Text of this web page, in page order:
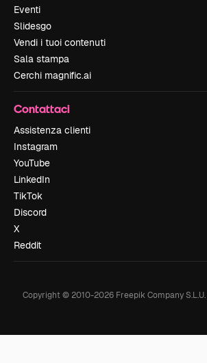
Eventi
Slidesgo
Vendi i tuoi contenuti
Sala stampa
Cerchi magnific.ai
Contattaci
Assistenza clienti
Instagram
YouTube
LinkedIn
TikTok
Discord
X
Reddit
Copyright © 2010-2026Freepik Company S.L.U.